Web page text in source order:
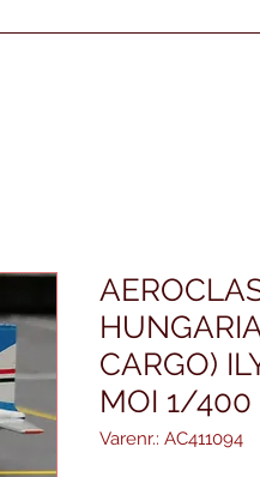
CARGO)
MOI 1/400
Varenr.: AC411094